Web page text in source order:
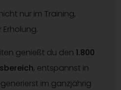
nur im Training,
genießt du den 1.800
, entspannst in
im ganzjährig